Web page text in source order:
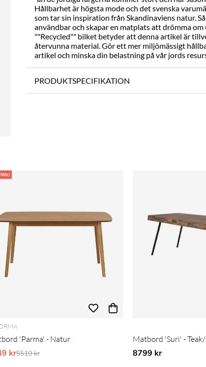
Hållbarhet är högsta mode och det svenska
som tar sin inspiration från Skandinaviens natur.
användbar och skapar en matplats att drömma
""Recycled"" bilket betyder att denna artikel är
återvunna material. Gör ett mer miljömässigt
artikel och minska din belastning på vår jords
PRODUKTSPECIFIKATION
'Parma' - Natur
krOrdinarie pris:
5519 kr
Matbord 'Suri' -
8799 kr